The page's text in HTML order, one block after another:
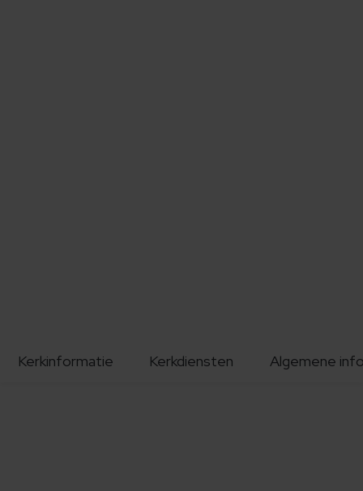
Kerkinformatie Kerkdiensten Algemene